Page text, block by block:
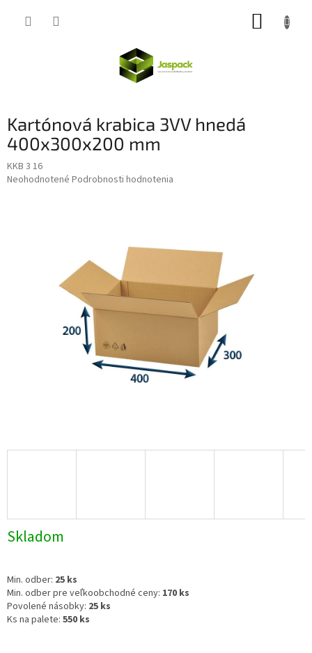
Kartónová krabica 3VV hnedá
400x300x200 mm
KKB 3 16
Priemerné
Neohodnotené Podrobnosti hodnotenia
Skladom
Min. odber: 25 ks
Min. odber pre veľkoobchodné ceny: 170 ks
Povolené násobky: 25 ks
Ks na palete: 550 ks